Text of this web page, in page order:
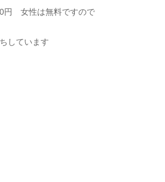
円 女性は無料ですので
しています